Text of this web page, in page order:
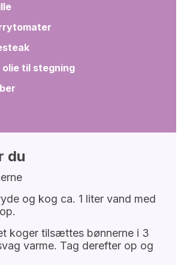
olie til stegning
du
og kog ca. 1 liter vand med
koger tilsættes bønnerne i 3
varme. Tag derefter op og